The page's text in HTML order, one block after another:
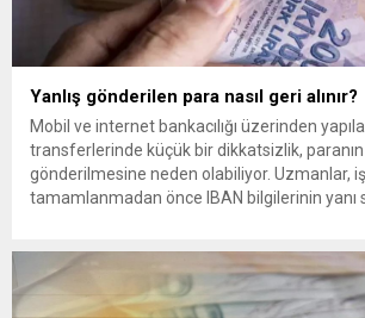
Yanlış gönderilen para nasıl geri alınır?
Mobil ve internet bankacılığı üzerinden
transferlerinde küçük bir dikkatsizlik, paranın
gönderilmesine neden olabiliyor. Uzmanlar,
tamamlanmadan önce IBAN bilgilerinin yanı
transferlerinde, özellikle IBAN’ın yanlış
bilgilerinin kontrol...